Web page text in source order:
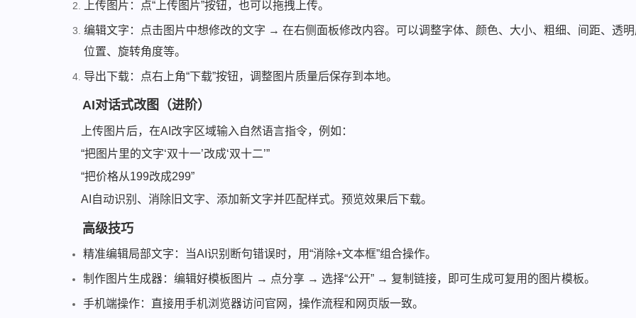
上传图片：点“上传图片”按钮，也可以拖拽上传。
编辑文字：点击图片中想修改的文字 → 在右侧面板修改内容。可以调整字体、颜色、大小、粗细、间距、透
位置、旋转角度等。
导出下载：点右上角“下载”按钮，调整图片质量后保存到本地。
AI对话式改图（进阶）
上传图片后，在AI改字区域输入自然语言指令，例如：
“把图片里的文字‘双十一’改成‘双十二’”
“把价格从199改成299”
AI自动识别、消除旧文字、添加新文字并匹配样式。预览效果后下载。
高级技巧
精准编辑局部文字：当AI识别断句错误时，用“消除+文本框”组合操作。
制作图片生成器：编辑好模板图片 → 点分享 → 选择“公开” → 复制链接，即可生成可复用的图片模板。
手机端操作：直接用手机浏览器访问官网，操作流程和网页版一致。